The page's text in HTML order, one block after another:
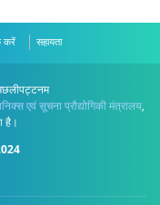
करें सहायता
मछलीपट्टनम
एवं सूचना प्रौद्योगिकी मंत्रालय,
है।